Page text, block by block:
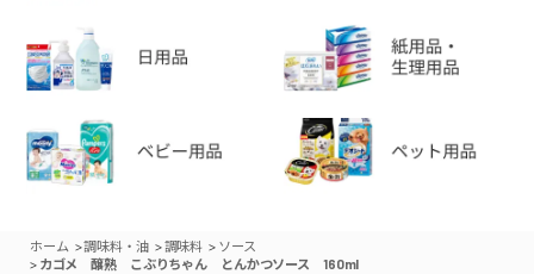
ホーム >調味料・油 >調味料 > ソース
> カゴメ 醸熟 こぶりちゃん とんかつソース 160ml